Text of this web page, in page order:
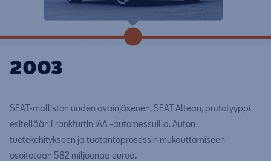
2003
SEAT-malliston uuden avainjäsenen, SEAT Altean, prototyyppi
esitellään Frankfurtin IAA -automessuilla. Auton
tuotekehitykseen ja tuotantoprosessin mukauttamiseen
osoitetaan 582 miljoonaa euroa.